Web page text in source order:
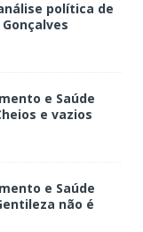
política de
e Saúde
e vazios
e Saúde
não é